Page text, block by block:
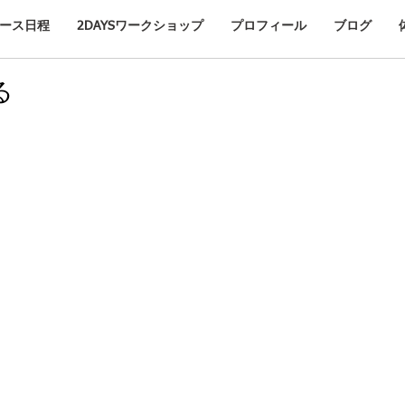
ス日程 2DAYSワークショップ プロフィール ブログ